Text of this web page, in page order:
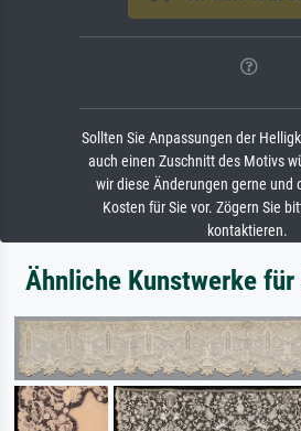
Sollten Sie Anpassungen der
auch einen Zuschnitt des Motivs
wir diese Änderungen gerne und
Kosten für Sie vor. Zögern Sie
kontaktieren.
Ähnliche Kunstwerke